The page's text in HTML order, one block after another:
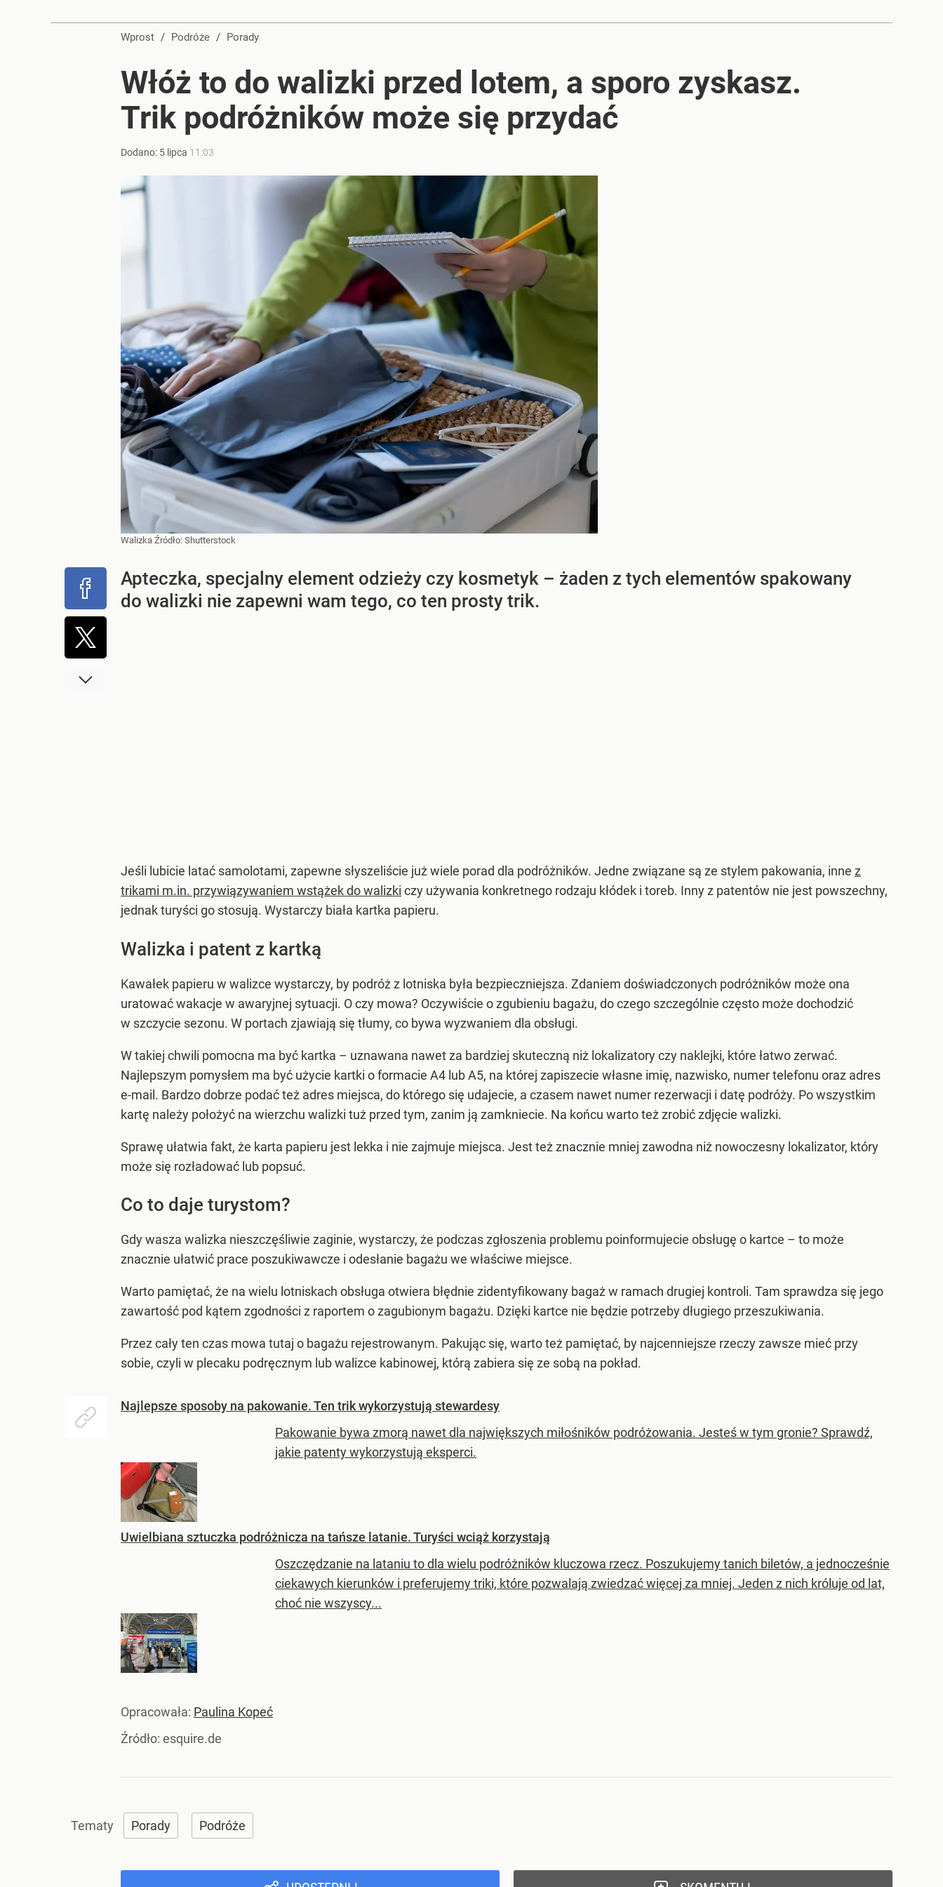
Turyści wydają fortunę nad Bałtykiem. Tyle płacą za tydzień wakacji
Tego sondażu premier nie może zlekceważyć. Polacy o przywróceniu CPN
Wprost / Podróże / Porady
Włóż to do walizki przed lotem, a sporo zyskasz.
Trik podróżników może się przydać
Dodano: 5 lipca 11:03
Walizka Źródło: Shutterstock
Apteczka, specjalny element odzieży czy kosmetyk – żaden z tych elementów spakowany
do walizki nie zapewni wam tego, co ten prosty trik.
Jeśli lubicie latać samolotami, zapewne słyszeliście już wiele porad dla podróżników. Jedne związane są ze stylem pakowania, inne z
trikami m.in. przywiązywaniem wstążek do walizki czy używania konkretnego rodzaju kłódek i toreb. Inny z patentów nie jest powszechny,
jednak turyści go stosują. Wystarczy biała kartka papieru.
Walizka i patent z kartką
Kawałek papieru w walizce wystarczy, by podróż z lotniska była bezpieczniejsza. Zdaniem doświadczonych podróżników może ona
uratować wakacje w awaryjnej sytuacji. O czy mowa? Oczywiście o zgubieniu bagażu, do czego szczególnie często może dochodzić
w szczycie sezonu. W portach zjawiają się tłumy, co bywa wyzwaniem dla obsługi.
W takiej chwili pomocna ma być kartka – uznawana nawet za bardziej skuteczną niż lokalizatory czy naklejki, które łatwo zerwać.
Najlepszym pomysłem ma być użycie kartki o formacie A4 lub A5, na której zapiszecie własne imię, nazwisko, numer telefonu oraz adres
e-mail. Bardzo dobrze podać też adres miejsca, do którego się udajecie, a czasem nawet numer rezerwacji i datę podróży. Po wszystkim
kartę należy położyć na wierzchu walizki tuż przed tym, zanim ją zamkniecie. Na końcu warto też zrobić zdjęcie walizki.
Sprawę ułatwia fakt, że karta papieru jest lekka i nie zajmuje miejsca. Jest też znacznie mniej zawodna niż nowoczesny lokalizator, który
może się rozładować lub popsuć.
Co to daje turystom?
Gdy wasza walizka nieszczęśliwie zaginie, wystarczy, że podczas zgłoszenia problemu poinformujecie obsługę o kartce – to może
znacznie ułatwić prace poszukiwawcze i odesłanie bagażu we właściwe miejsce.
Warto pamiętać, że na wielu lotniskach obsługa otwiera błędnie zidentyfikowany bagaż w ramach drugiej kontroli. Tam sprawdza się jego
zawartość pod kątem zgodności z raportem o zagubionym bagażu. Dzięki kartce nie będzie potrzeby długiego przeszukiwania.
Przez cały ten czas mowa tutaj o bagażu rejestrowanym. Pakując się, warto też pamiętać, by najcenniejsze rzeczy zawsze mieć przy
sobie, czyli w plecaku podręcznym lub walizce kabinowej, którą zabiera się ze sobą na pokład.
Najlepsze sposoby na pakowanie. Ten trik wykorzystują stewardesy
Pakowanie bywa zmorą nawet dla największych miłośników podróżowania. Jesteś w tym gronie? Sprawdź,
jakie patenty wykorzystują eksperci.
Uwielbiana sztuczka podróżnicza na tańsze latanie. Turyści wciąż korzystają
Oszczędzanie na lataniu to dla wielu podróżników kluczowa rzecz. Poszukujemy tanich biletów, a jednocześnie
ciekawych kierunków i preferujemy triki, które pozwalają zwiedzać więcej za mniej. Jeden z nich króluje od lat,
choć nie wszyscy...
Opracowała: Paulina Kopeć
Źródło: esquire.de
Porady Podróże